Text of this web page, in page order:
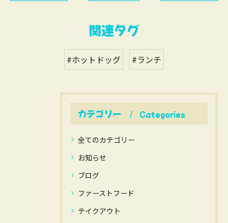
関連タグ
#ホットドッグ #ランチ
カテゴリー Categories
全てのカテゴリー
お知らせ
ブログ
ファーストフード
テイクアウト